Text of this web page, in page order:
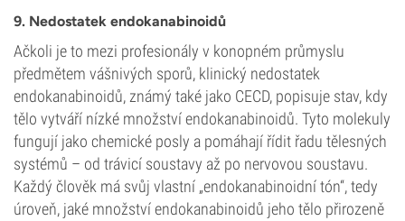
9. Nedostatek endokanabinoidů
Ačkoli je to mezi profesionály v konopném průmyslu
předmětem vášnivých sporů, klinický nedostatek
endokanabinoidů, známý také jako CECD, popisuje stav, kdy
tělo vytváří nízké množství endokanabinoidů. Tyto molekuly
fungují jako chemické posly a pomáhají řídit řadu tělesných
systémů – od trávicí soustavy až po nervovou soustavu.
Každý člověk má svůj vlastní „endokanabinoidní tón“, tedy
úroveň, jaké množství endokanabinoidů jeho tělo přirozeně